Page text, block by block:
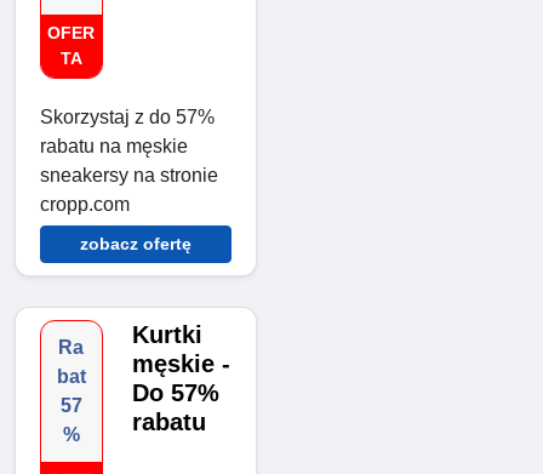
OFER
TA
Skorzystaj z do 57%
rabatu na męskie
sneakersy na stronie
cropp.com
zobacz ofertę
Ra
bat
57
%
Kurtki
męskie -
Do 57%
rabatu